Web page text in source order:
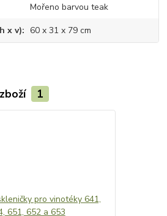
Mořeno barvou teak
x v) 60 x 31 x 79 cm
1